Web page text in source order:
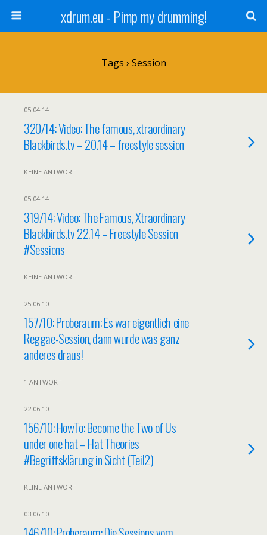
xdrum.eu - Pimp my drumming!
Tags › Session
05.04.14
320/14: Video: The famous, xtraordinary
Blackbirds.tv – 20.14 – freestyle session
KEINE ANTWORT
05.04.14
319/14: Video: The Famous, Xtraordinary
Blackbirds.tv 22.14 – Freestyle Session
#Sessions
KEINE ANTWORT
25.06.10
157/10: Proberaum: Es war eigentlich eine
Reggae-Session, dann wurde was ganz
anderes draus!
1 ANTWORT
22.06.10
156/10: HowTo: Become the Two of Us
under one hat – Hat Theories
#Begriffsklärung in Sicht (Teil2)
KEINE ANTWORT
03.06.10